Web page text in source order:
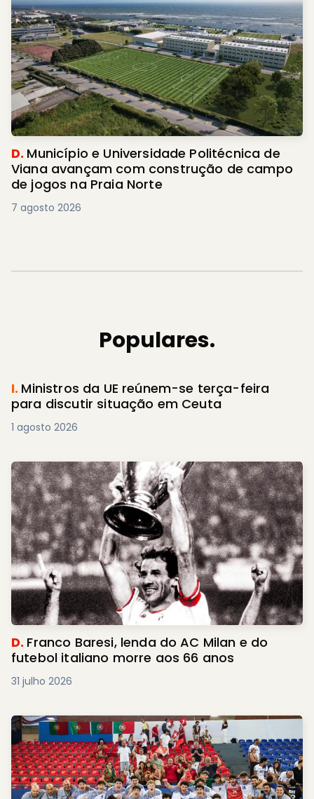
D. Município e Universidade Politécnica de
Viana avançam com construção de campo
de jogos na Praia Norte
7 agosto 2026
Populares.
I. Ministros da UE reúnem-se terça-feira
para discutir situação em Ceuta
1 agosto 2026
D. Franco Baresi, lenda do AC Milan e do
futebol italiano morre aos 66 anos
31 julho 2026